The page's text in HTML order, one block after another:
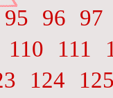
95 96
97
110 111
124